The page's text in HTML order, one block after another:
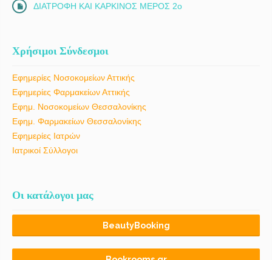
ΔΙΑΤΡΟΦΗ ΚΑΙ ΚΑΡΚΙΝΟΣ ΜΕΡΟΣ 2ο
Χρήσιμοι Σύνδεσμοι
Εφημερίες Νοσοκομείων Αττικής
Εφημερίες Φαρμακείων Αττικής
Εφημ. Νοσοκομείων Θεσσαλονίκης
Εφημ. Φαρμακείων Θεσσαλονίκης
Εφημερίες Ιατρών
Ιατρικοί Σύλλογοι
Οι κατάλογοι μας
BeautyBooking